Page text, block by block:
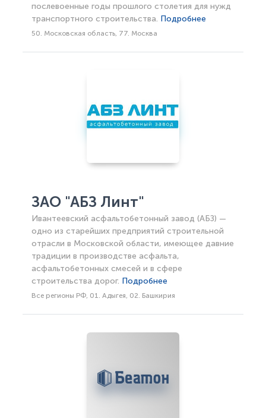
послевоенные годы прошлого столетия для нужд
транспортного строительства. Подробнее
50. Московская область, 77. Москва
ЗАО "АБЗ Линт"
Ивантеевский асфальтобетонный завод (АБЗ) —
одно из старейших предприятий строительной
отрасли в Московской области, имеющее давние
традиции в производстве асфальта,
асфальтобетонных смесей и в сфере
строительства дорог. Подробнее
Все регионы РФ, 01. Адыгея, 02. Башкирия